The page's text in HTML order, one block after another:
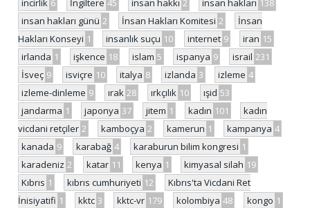
incirlik 6 İngiltere 45 insan hakkı 2 insan hakları 138
insan hakları günü 2 İnsan Hakları Komitesi 2
İnsan
Hakları Konseyi 1 insanlık suçu 10 internet 9 iran 15
irlanda 1 işkence 18 islam 5 ispanya 9 israil 231
İsveç 9 isviçre 10 italya 8 izlanda 3 izleme 4
izleme-dinleme 9 ırak 28 ırkçılık 10 ışid 53
jandarma 1 japonya 37 jitem 1 kadın 101
kadın
vicdani retçiler 2 kamboçya 2 kamerun 1 kampanya 4
kanada 9 karabağ 4 karaburun bilim kongresi 1
karadeniz 2 katar 11 kenya 1 kimyasal silah 19
Kıbrıs 1 kıbrıs cumhuriyeti 12
Kıbrıs'ta Vicdani Ret
İnisiyatifi 1 kktc 3 kktc-vr 179 kolombiya 48 kongo 1